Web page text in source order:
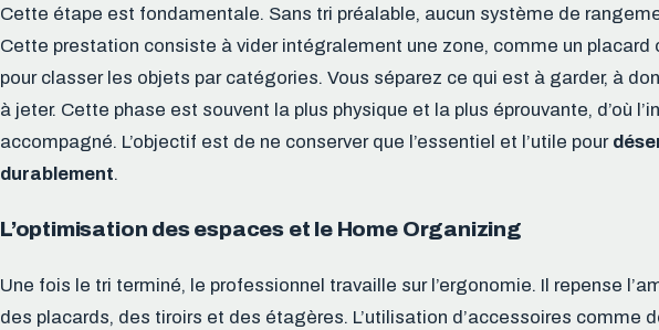
Cette étape est fondamentale. Sans tri préalable, aucun système de
Cette prestation consiste à vider intégralement une zone, comme un placard
pour classer les objets par catégories. Vous séparez ce qui est à garder, à
à jeter. Cette phase est souvent la plus physique et la plus éprouvante, d’où
accompagné. L’objectif est de ne conserver que l’essentiel et l’utile pour
durablement.
L’optimisation des espaces et le Home Organizing
Une fois le tri terminé, le professionnel travaille sur l’ergonomie. Il repense
des placards, des tiroirs et des étagères. L’utilisation d’accessoires comme